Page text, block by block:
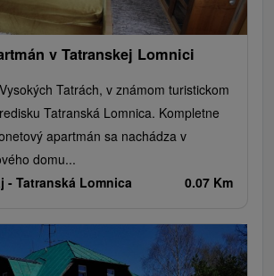
v Tatranskej Lomnici
Tatrách, v známom turistickom
Tatranská Lomnica. Kompletne
apartmán sa nachádza v
domu...
- Tatranská Lomnica 0.07 Km